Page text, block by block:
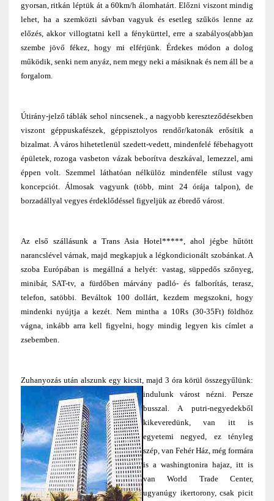
gyorsan, ritkán léptük át a 60km/h álomhatárt. Előzni viszont mindig
lehet, ha a szemközti sávban vagyuk és esetleg szűkös lenne az
előzés, akkor villogtatni kell a fénykürttel, erre a szabályos(abb)an
szembe jövő fékez, hogy mi elférjünk. Érdekes módon a dolog
működik, senki nem anyáz, nem megy neki a másiknak és nem áll be a
forgalom.
Útirány-jelző táblák sehol nincsenek., a nagyobb kereszteződésekben
viszont géppuskafészek, géppisztolyos rendőr/katonák erősítik a
bizalmat. A város hihetetlenül szedett-vedett, mindenfelé fébehagyott
épületek, rozoga vasbeton vázak beborítva deszkával, lemezzel, ami
éppen volt. Szemmel láthatóan nélkülöz mindenféle stílust vagy
koncepciót. Álmosak vagyunk (több, mint 24 órája talpon), de
borzadállyal vegyes érdeklődéssel figyeljük az ébredő várost.
Az első szállásunk a Trans Asia Hotel*****, ahol jégbe hűtött
narancslével várnak, majd megkapjuk a légkondicionált szobánkat. A
szoba Európában is megállná a helyét: vastag, süppedős szőnyeg,
minibár, SAT-tv, a fürdőben márvány padló- és falborítás, terasz,
telefon, satöbbi. Beváltok 100 dollárt, kezdem megszokni, hogy
mindenki nyújtja a kezét. Nem mintha a 10Rs (30-35Ft) földhöz
vágna, inkább arra kell figyelni, hogy mindig legyen kis címlet a
zsebemben.
Zuhanyozás után alszunk egy kicsit, majd 3 óra körül összegyűlünk:
indulunk várost nézni.Persze
busszal. A putri-negyedekből
kikeveredünk, van itt is
egyetemi negyed, ez tényleg
szép, van Fehér Ház, még formára
is a washingtonira hajaz, itt is
van World Trade Center,
ugyanúgy ikertorony, csak picit